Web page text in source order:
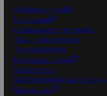
S-Business yrityksille
Oiva-raportit
Osuuskauppojen yhteystiedot
Tilaus- ja toimitusehdot
Tietosuojakäytäntö
Palvelun käyttöehdot
Saavutettavuus
Mobiilisovelluksen saavutettavuus
Mainostajalle